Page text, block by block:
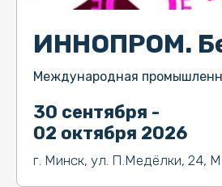
30 сентября -
02 октября 2026
г. Минск, ул. П.Медёлки, 24,
ИННОПРОМ.
Международная